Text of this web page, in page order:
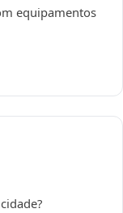
equipamentos